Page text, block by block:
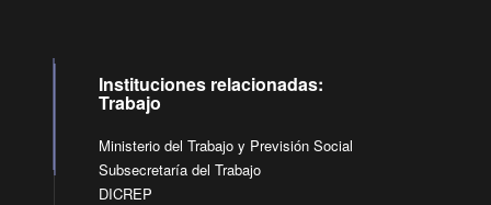
Instituciones relacionadas:
Trabajo
Ministerio del Trabajo y Previsión Social
Subsecretaría del Trabajo
DICREP